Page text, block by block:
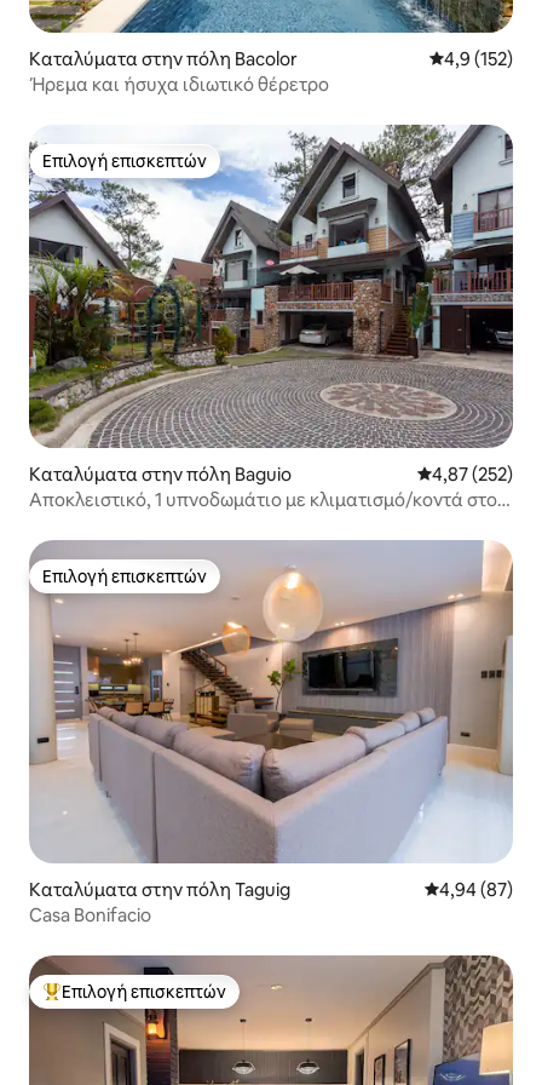
Καταλύματα στην πόλη Bacolor Μέση
4,9 (152)
Ήρεμα και ήσυχα ιδιωτικό θέρετρο
Επιλογή επισκεπτών
Επιλογή επισκεπτών
Καταλύματα στην πόλη Baguio Μέση
4,87 (252)
Αποκλειστικό, 1 υπνοδωμάτιο με κλιματισμό/κοντά στο
Επιλογή επισκεπτών
Επιλογή επισκεπτών
Καταλύματα στην πόλη Taguig Μέση
4,94 (87)
Casa Bonifacio
Κορυφαία επιλογή επισκεπτών
Επιλογή επισκεπτών